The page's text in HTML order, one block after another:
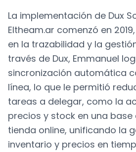
La implementación de Dux Software en
Eltheam.ar comenzó en
en la trazabilidad y la
través de Dux, Emmanuel
sincronización automática
línea, lo que le permitió
tareas a delegar, como la
precios y stock en una
tienda online, unificando la
inventario y precios en